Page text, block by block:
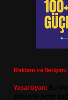
Reklam ve İletişim:
Yasal Uyarı: